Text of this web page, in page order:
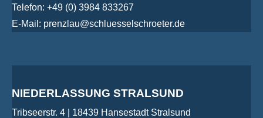
Telefon: +49 (0) 3984 833267
E-Mail: prenzlau@schluesselschroeter.de
NIEDERLASSUNG STRALSUND
Tribseerstr. 4 | 18439 Hansestadt Stralsund